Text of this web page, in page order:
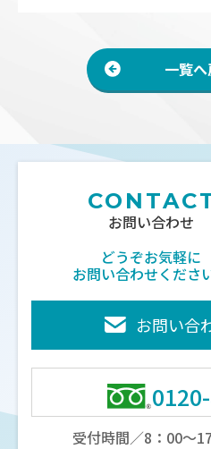
建築物解体工事
会社案内
インテックスの強み
社長メッセージ
会社概要
許認可情報
動画で分かるインテッ
一覧へ
お問い合わせ
どうぞお気軽に
お問い合わせくださ
お問い合
0120-
受付時間／8：00～